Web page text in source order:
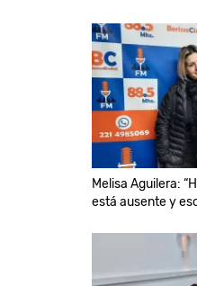
Melisa Aguilera:
está ausente y